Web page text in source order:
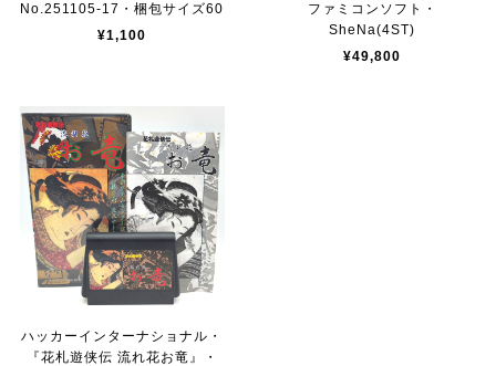
No.251105-17・梱包サイズ60
¥1,100
ファミコンソフト・
SheNa(4ST)
¥49,800
ハッカーインターナショナル・
『花札遊侠伝 流れ花お竜』・